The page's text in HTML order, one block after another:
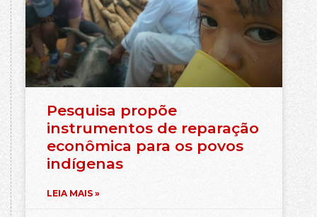
Pesquisa propõe
instrumentos de reparação
econômica para os povos
indígenas
LEIA MAIS »